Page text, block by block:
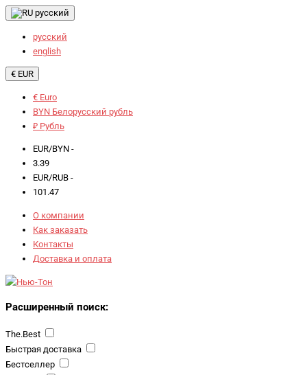
русский
русский
english
€ EUR
€ Euro
BYN Белорусский рубль
₽ Рубль
EUR/BYN -
3.39
EUR/RUB -
101.47
О компании
Как заказать
Контакты
Доставка и оплата
Расширенный поиск:
The.Best
Быстрая доставка
Бестселлер